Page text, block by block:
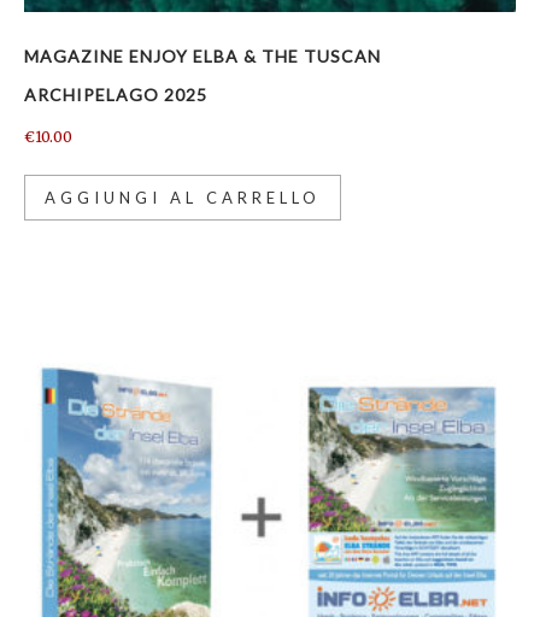
MAGAZINE ENJOY ELBA & THE TUSCAN
ARCHIPELAGO 2025
€10.00
AGGIUNGI AL CARRELLO